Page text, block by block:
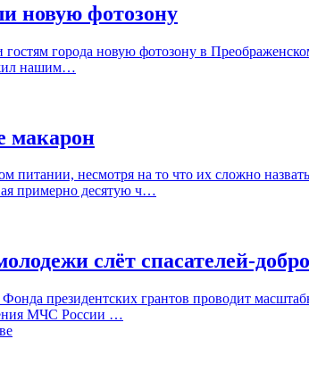
новую фотозону
города новую фотозону в
нашим…
макарон
питании, несмотря на то что их сложно
примерно десятую ч…
слёт спасателей-
президентских грантов проводит
МЧС России …